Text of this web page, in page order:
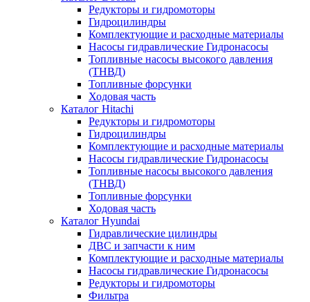
Редукторы и гидромоторы
Гидроцилиндры
Комплектующие и расходные материалы
Насосы гидравлические Гидронасосы
Топливные насосы высокого давления
(ТНВД)
Топливные форсунки
Ходовая часть
Каталог Hitachi
Редукторы и гидромоторы
Гидроцилиндры
Комплектующие и расходные материалы
Насосы гидравлические Гидронасосы
Топливные насосы высокого давления
(ТНВД)
Топливные форсунки
Ходовая часть
Каталог Hyundai
Гидравлические цилиндры
ДВС и запчасти к ним
Комплектующие и расходные материалы
Насосы гидравлические Гидронасосы
Редукторы и гидромоторы
Фильтра